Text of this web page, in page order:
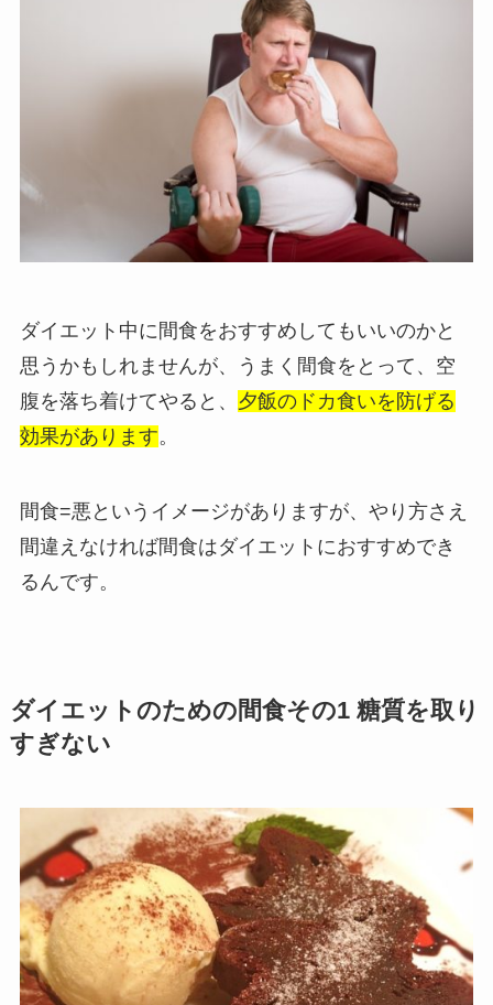
ダイエット中に間食をおすすめしてもいいのかと
思うかもしれませんが、うまく間食をとって、空
腹を落ち着けてやると、 夕飯のドカ食いを防げる
効果があります。
間食=悪というイメージがありますが、やり方さえ
間違えなければ間食はダイエットにおすすめでき
るんです。
ダイエットのための間食その1 糖質を取り
すぎない